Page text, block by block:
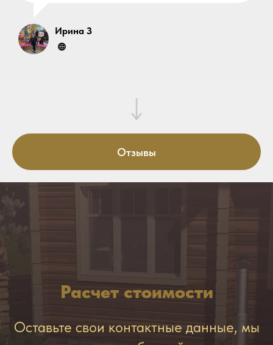
Ирина З
Отзывы
Расчет стоимости
Оставьте свои контактные данные, мы